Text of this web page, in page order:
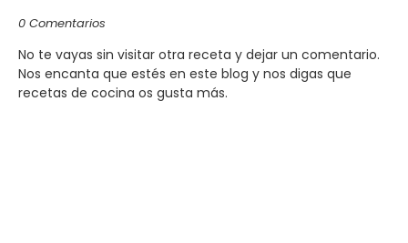
0 Comentarios
No te vayas sin visitar otra receta y dejar un comentario.
Nos encanta que estés en este blog y nos digas que
recetas de cocina os gusta más.